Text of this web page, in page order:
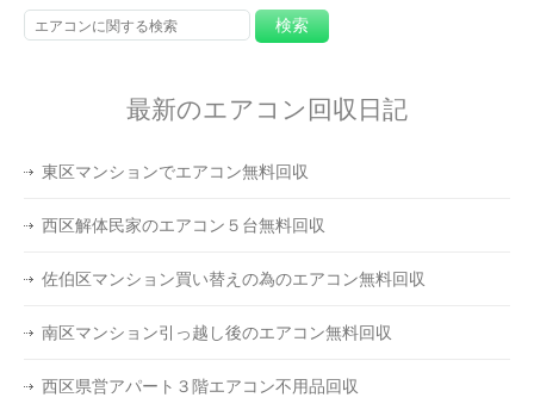
最新のエアコン回収日記
東区マンションでエアコン無料回収
西区解体民家のエアコン５台無料回収
佐伯区マンション買い替えの為のエアコン無料回収
南区マンション引っ越し後のエアコン無料回収
西区県営アパート３階エアコン不用品回収